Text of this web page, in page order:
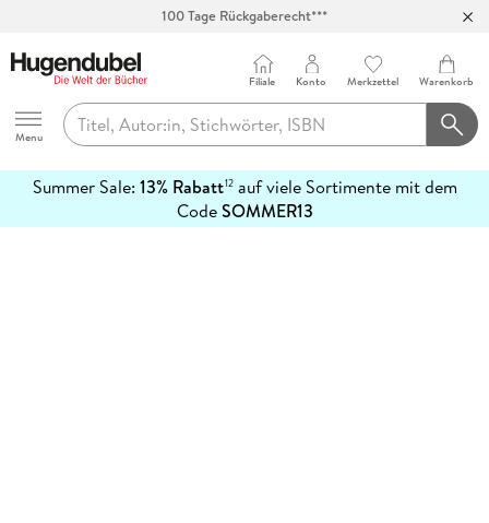
100 Tage Rückgaberecht***
Hugendubel
Menu
Filiale Konto Merkzettel Warenkorb
Summer Sale: 13% Rabatt12auf viele Sortimente mit dem
CodeSOMMER13
erfahren